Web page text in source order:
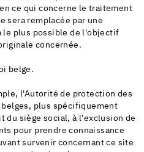
ce qui concerne le traitement
sera remplacée par une
le plus possible de l'objectif
concernée.
belge.
l'Autorité de protection des
plus spécifiquement
du siège social, à l'exclusion de
pour prendre connaissance
survenir concernant ce site